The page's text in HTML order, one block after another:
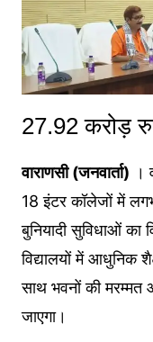
27.92 करोड़
वाराणसी (जनवार्ता) ।
18 इंटर कॉलेजों में
बुनियादी सुविधाओं का
विद्यालयों में आधुनिक
साथ भवनों की
जाएगा।